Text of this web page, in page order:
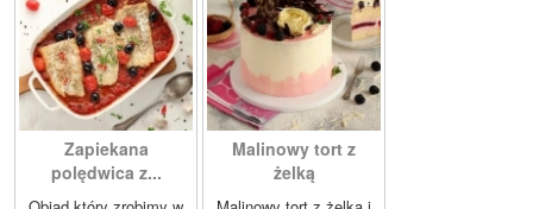
Zapiekana
polędwica z...
Malinowy tort z
żelką